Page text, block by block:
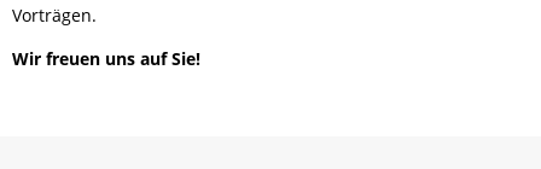
Vorträgen.
Wir freuen uns auf Sie!